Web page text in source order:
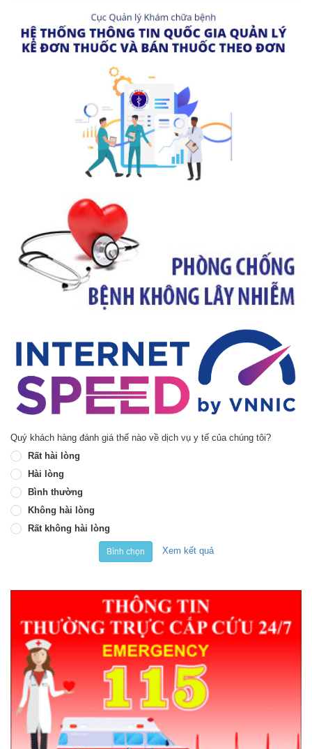
Quý khách hàng đánh giá thế nào về dịch vụ y tế của chúng tôi?
Rất hài lòng
Hài lòng
Bình thường
Không hài lòng
Rất không hài lòng
Bình chọn Xem kết quả